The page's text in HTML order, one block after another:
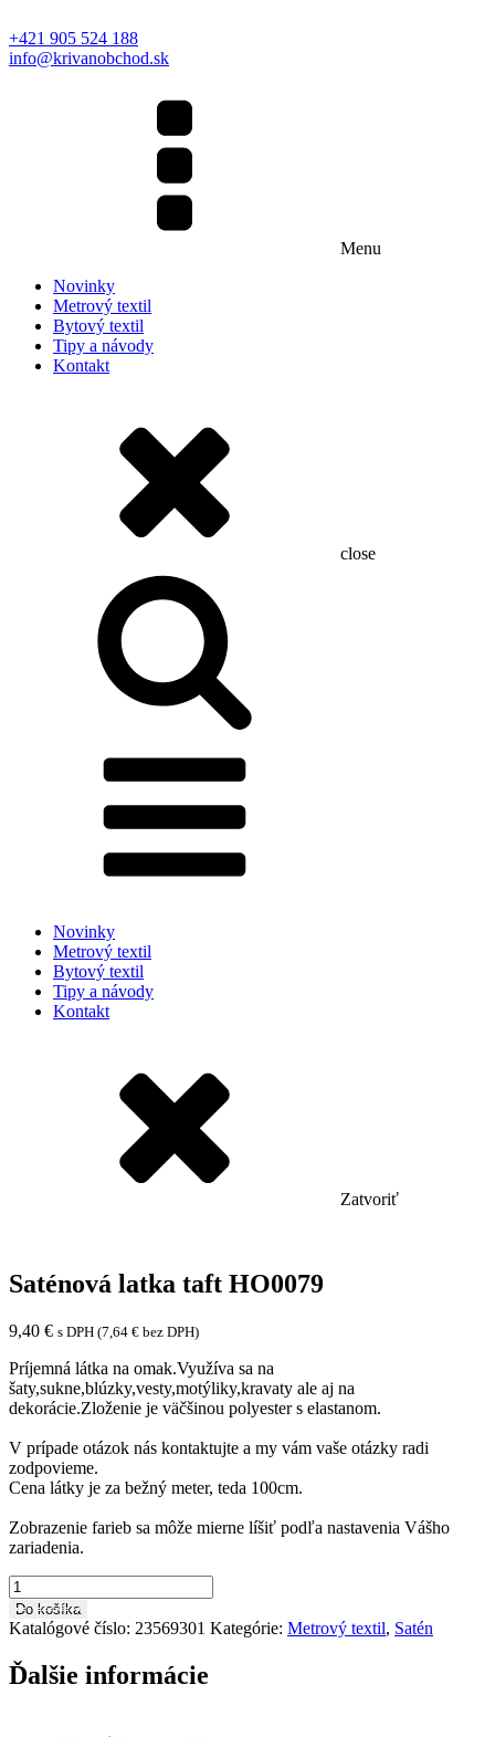
+421 905 524 188
info@krivanobchod.sk
Menu
Novinky
Metrový textil
Bytový textil
Tipy a návody
Kontakt
close
Novinky
Metrový textil
Bytový textil
Tipy a návody
Kontakt
Zatvoriť
Saténová latka taft HO0079
9,40 € s DPH (7,64 € bez DPH)
Príjemná látka na omak.Využíva sa na
šaty,sukne,blúzky,vesty,motýliky,kravaty ale aj na
dekorácie.Zloženie je väčšinou polyester s elastanom.
V prípade otázok nás kontaktujte a my vám vaše otázky radi
zodpovieme.
Cena látky je za bežný meter, teda 100cm.
Zobrazenie farieb sa môže mierne líšiť podľa nastavenia Vášho
zariadenia.
množstvo
Saténová
latka
HO0079
Do košíka
Katalógové číslo: 23569301 Kategórie: Metrový textil, Satén
Ďalšie informácie